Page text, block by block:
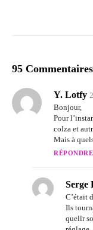
95 Commentaires
Y. Lotfy
Bonjour,
Pour
colza et
Mais à
RÉPONDRE
Serge
C’était
Ils
quellr